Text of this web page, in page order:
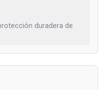
duradera de